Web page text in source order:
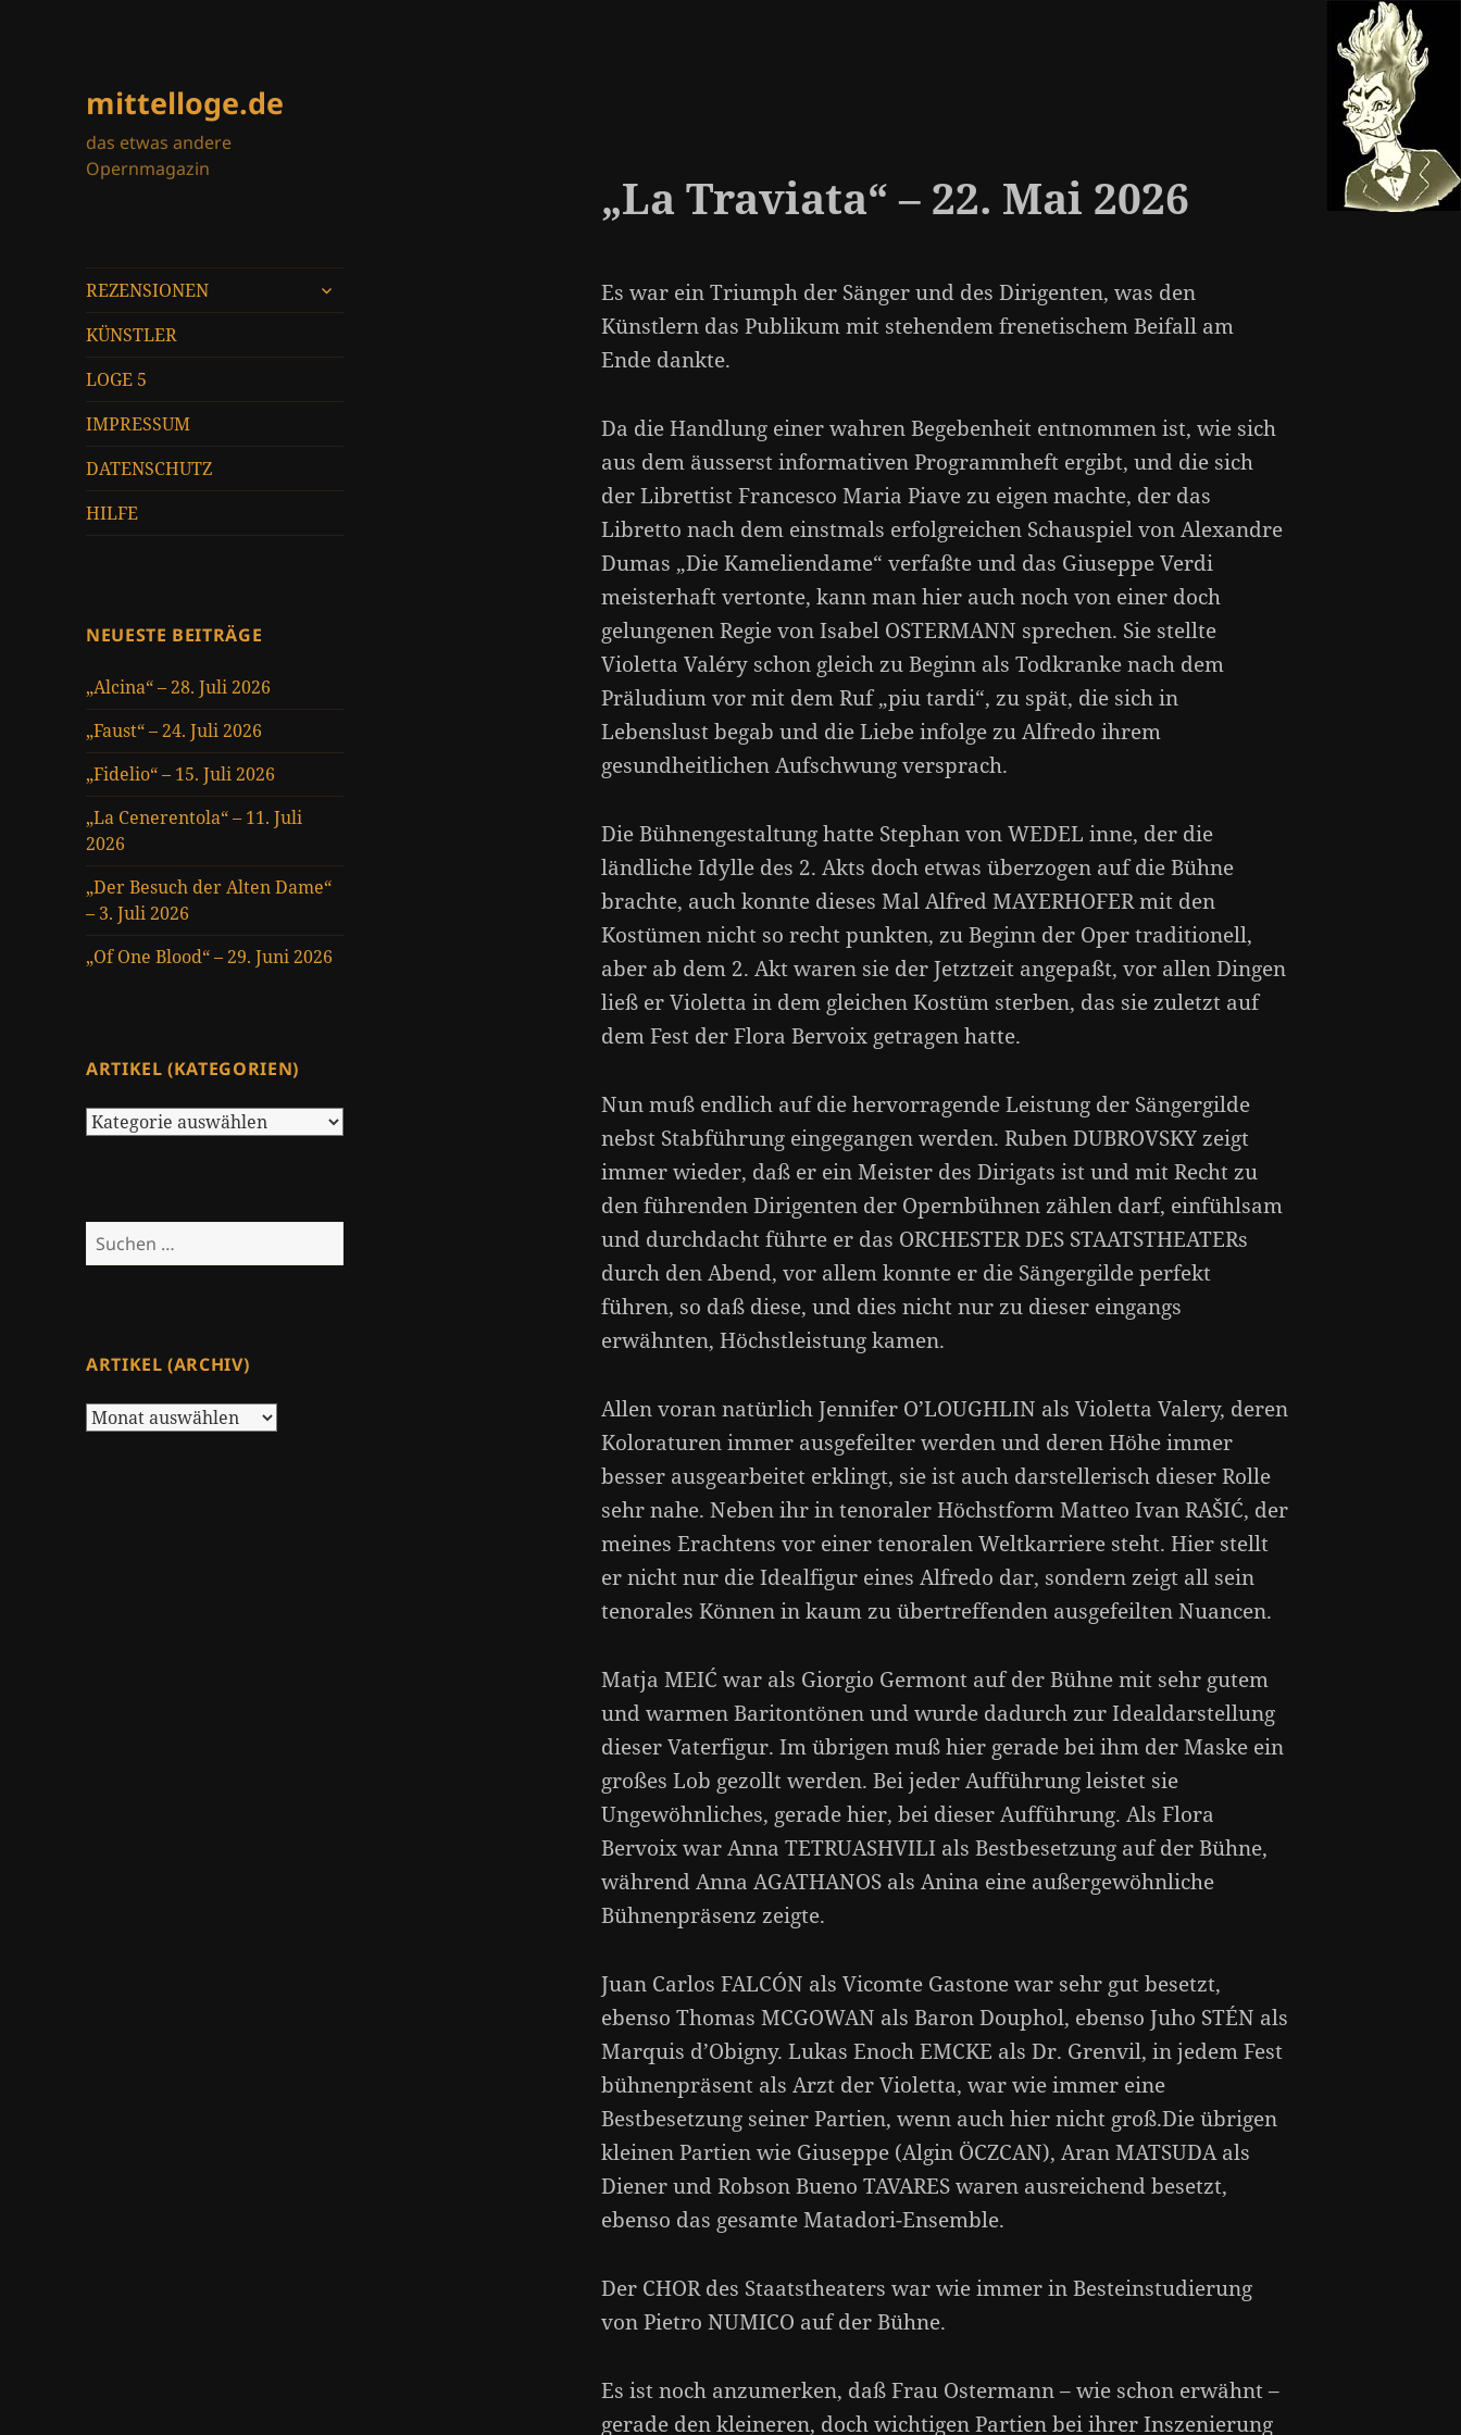
mittelloge.de
das etwas andere
Opernmagazin
REZENSIONEN
untermenü
KÜNSTLER
LOGE 5
IMPRESSUM
DATENSCHUTZ
HILFE
NEUESTE BEITRÄGE
„Alcina“ – 28. Juli 2026
„Faust“ – 24. Juli 2026
„Fidelio“ – 15. Juli 2026
„La Cenerentola“ – 11. Juli
2026
„Der Besuch der Alten Dame“
– 3. Juli 2026
„Of One Blood“ – 29. Juni 2026
ARTIKEL (KATEGORIEN)
Artikel
Suchen
nach:
ARTIKEL (ARCHIV)
Artikel
„La Traviata“ – 22. Mai 2026
Es war ein Triumph der Sänger und des Dirigenten, was den
Künstlern das Publikum mit stehendem frenetischem Beifall am
Ende dankte.
Da die Handlung einer wahren Begebenheit entnommen ist, wie sich
aus dem äusserst informativen Programmheft ergibt, und die sich
der Librettist Francesco Maria Piave zu eigen machte, der das
Libretto nach dem einstmals erfolgreichen Schauspiel von Alexandre
Dumas „Die Kameliendame“ verfaßte und das Giuseppe Verdi
meisterhaft vertonte, kann man hier auch noch von einer doch
gelungenen Regie von Isabel OSTERMANN sprechen. Sie stellte
Violetta Valéry schon gleich zu Beginn als Todkranke nach dem
Präludium vor mit dem Ruf „piu tardi“, zu spät, die sich in
Lebenslust begab und die Liebe infolge zu Alfredo ihrem
gesundheitlichen Aufschwung versprach.
Die Bühnengestaltung hatte Stephan von WEDEL inne, der die
ländliche Idylle des 2. Akts doch etwas überzogen auf die Bühne
brachte, auch konnte dieses Mal Alfred MAYERHOFER mit den
Kostümen nicht so recht punkten, zu Beginn der Oper traditionell,
aber ab dem 2. Akt waren sie der Jetztzeit angepaßt, vor allen Dingen
ließ er Violetta in dem gleichen Kostüm sterben, das sie zuletzt auf
dem Fest der Flora Bervoix getragen hatte.
Nun muß endlich auf die hervorragende Leistung der Sängergilde
nebst Stabführung eingegangen werden. Ruben DUBROVSKY zeigt
immer wieder, daß er ein Meister des Dirigats ist und mit Recht zu
den führenden Dirigenten der Opernbühnen zählen darf, einfühlsam
und durchdacht führte er das ORCHESTER DES STAATSTHEATERs
durch den Abend, vor allem konnte er die Sängergilde perfekt
führen, so daß diese, und dies nicht nur zu dieser eingangs
erwähnten, Höchstleistung kamen.
Allen voran natürlich Jennifer O’LOUGHLIN als Violetta Valery, deren
Koloraturen immer ausgefeilter werden und deren Höhe immer
besser ausgearbeitet erklingt, sie ist auch darstellerisch dieser Rolle
sehr nahe. Neben ihr in tenoraler Höchstform Matteo Ivan RAŠIĆ, der
meines Erachtens vor einer tenoralen Weltkarriere steht. Hier stellt
er nicht nur die Idealfigur eines Alfredo dar, sondern zeigt all sein
tenorales Können in kaum zu übertreffenden ausgefeilten Nuancen.
Matja MEIĆ war als Giorgio Germont auf der Bühne mit sehr gutem
und warmen Baritontönen und wurde dadurch zur Idealdarstellung
dieser Vaterfigur. Im übrigen muß hier gerade bei ihm der Maske ein
großes Lob gezollt werden. Bei jeder Aufführung leistet sie
Ungewöhnliches, gerade hier, bei dieser Aufführung. Als Flora
Bervoix war Anna TETRUASHVILI als Bestbesetzung auf der Bühne,
während Anna AGATHANOS als Anina eine außergewöhnliche
Bühnenpräsenz zeigte.
Juan Carlos FALCÓN als Vicomte Gastone war sehr gut besetzt,
ebenso Thomas MCGOWAN als Baron Douphol, ebenso Juho STÉN als
Marquis d’Obigny. Lukas Enoch EMCKE als Dr. Grenvil, in jedem Fest
bühnenpräsent als Arzt der Violetta, war wie immer eine
Bestbesetzung seiner Partien, wenn auch hier nicht groß.Die übrigen
kleinen Partien wie Giuseppe (Algin ÖCZCAN), Aran MATSUDA als
Diener und Robson Bueno TAVARES waren ausreichend besetzt,
ebenso das gesamte Matadori-Ensemble.
Der CHOR des Staatstheaters war wie immer in Besteinstudierung
von Pietro NUMICO auf der Bühne.
Es ist noch anzumerken, daß Frau Ostermann – wie schon erwähnt –
gerade den kleineren, doch wichtigen Partien bei ihrer Inszenierung